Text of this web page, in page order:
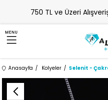
750 TL ve Üzeri
MENU
Anasayfa Kolyeler Selenit -